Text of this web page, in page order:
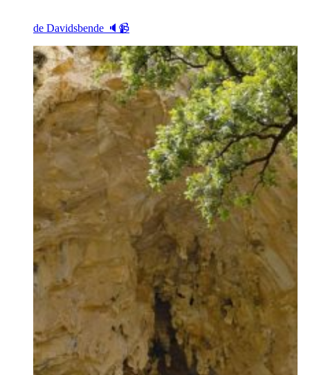
de Davidsbende 🔈📹